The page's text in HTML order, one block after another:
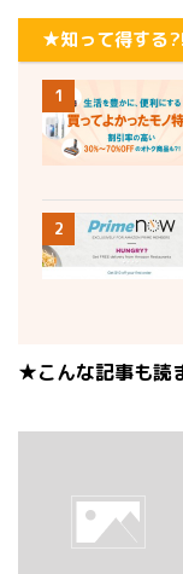
★知って得する
1
2
★こんな記事も読